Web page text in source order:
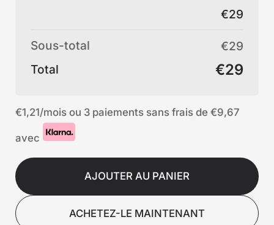
€29
Sous-total
€29
Total
€29
€1,21/mois ou 3 paiements sans frais de €9,67
avec
AJOUTER AU PANIER
ACHETEZ-LE MAINTENANT